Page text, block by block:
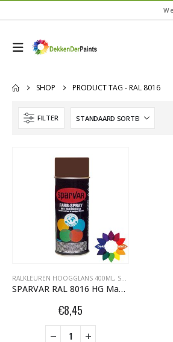
SHOP PRODUCT TAG -RAL 8016
FILTER
RALKLEUREN HOOGGLANS 400ML, SPARVAR GRAFFITI SPUITBUSSEN
SPARVAR RAL 8016 HG Mahoniebruin
€8,45